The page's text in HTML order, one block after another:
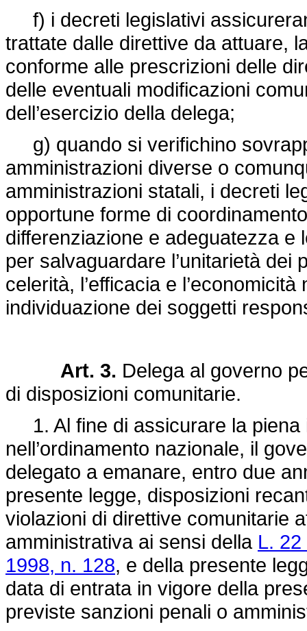
f) i decreti legislativi
trattate dalle direttive da attuare,
conforme alle prescrizioni delle
delle eventuali modificazioni
dell’esercizio della delega;
g) quando si verifichino
amministrazioni diverse o
amministrazioni statali, i decreti
opportune forme di
differenziazione e adeguatezza e
per salvaguardare l’unitarietà
celerità, l’efficacia e
individuazione dei soggetti
Art. 3. Delega al governo
di disposizioni comunitarie.
1. Al fine di assicurare la piena
nell’ordinamento nazionale, il
delegato a emanare, entro due
presente legge, disposizioni
violazioni di direttive comunitarie
amministrativa ai sensi della L.
1998, n. 128, e della presente
data di entrata in vigore della
previste sanzioni penali o